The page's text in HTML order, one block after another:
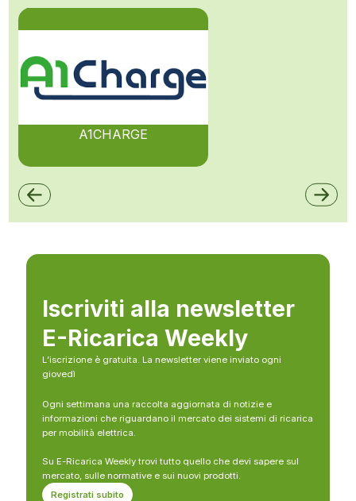
A1CHARGE
Iscriviti alla newsletter
E-Ricarica Weekly
L’iscrizione è gratuita. La newsletter viene inviato ogni
giovedì
Ogni settimana una raccolta aggiornata di notizie e
informazioni che riguardano il mercato dei sistemi di ricarica
per mobilità elettrica.
Su E-Ricarica Weekly trovi tutto quello che devi sapere sul
mercato, sulle normative e sui nuovi prodotti.
Registrati subito